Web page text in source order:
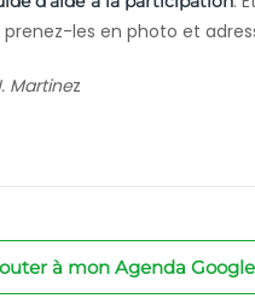
les en photo et
Martinez
à mon Agenda Google